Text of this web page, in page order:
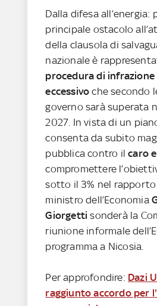
Dalla difesa all’energia:
principale ostacolo
della clausola di
nazionale è
procedura di
eccessivo che secondo
governo sarà superata
2027. In vista di un
consenta da subito
pubblica contro ilcaro
compromettere
sotto il 3% nel
ministro dell’Economia
Giorgetti sonderà la
riunione informale
programma a Nicosia.
Per approfondire: Dazi
raggiunto accordo per